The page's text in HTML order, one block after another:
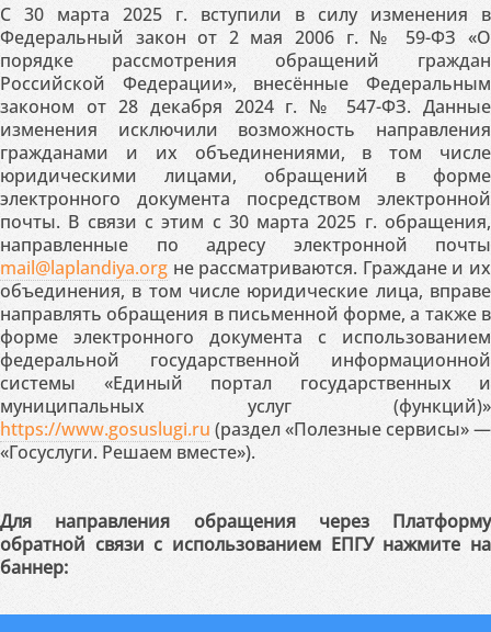
С 30 марта 2025 г. вступили в силу изменения в
Федеральный закон от 2 мая 2006 г. № 59-ФЗ «О
порядке рассмотрения обращений граждан
Российской Федерации», внесённые Федеральным
законом от 28 декабря 2024 г. № 547-ФЗ. Данные
изменения исключили возможность направления
гражданами и их объединениями, в том числе
юридическими лицами, обращений в форме
электронного документа посредством электронной
почты. В связи с этим с 30 марта 2025 г. обращения,
направленные по адресу электронной почты
mail@laplandiya.org не рассматриваются. Граждане и их
объединения, в том числе юридические лица, вправе
направлять обращения в письменной форме, а также в
форме электронного документа с использованием
федеральной государственной информационной
системы «Единый портал государственных и
муниципальных услуг (функций)»
https://www.gosuslugi.ru (раздел «Полезные сервисы» —
«Госуслуги. Решаем вместе»).
Для направления обращения через Платформу
обратной связи с использованием ЕПГУ нажмите на
баннер: